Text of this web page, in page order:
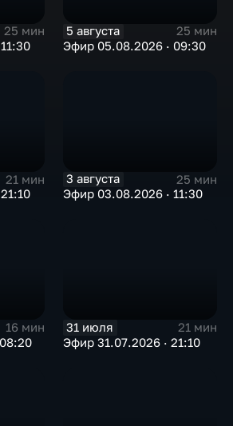
25 мин
5 августа
25 мин
Эфир 05.08.2026 · 09:30
21 мин
3 августа
25 мин
Эфир 03.08.2026 · 11:30
16 мин
31 июля
21 мин
Эфир 31.07.2026 · 21:10